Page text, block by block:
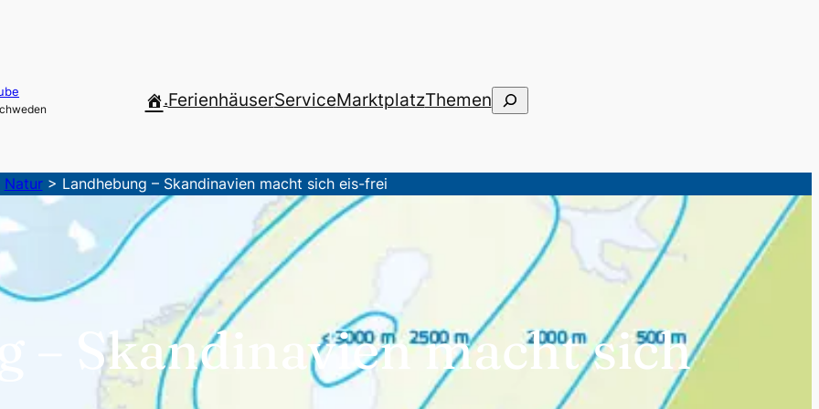
.FerienhäuserServiceMarktplatzThemenSuchen
Natur> Landhebung – Skandinavien macht sich eis-frei
– Skandinavien macht sich